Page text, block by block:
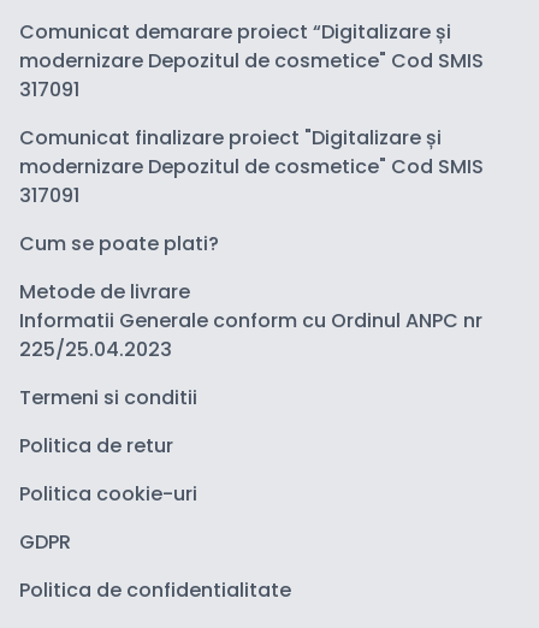
Comunicat demarare proiect “Digitalizare și
modernizare Depozitul de cosmetice" Cod SMIS
317091
Comunicat finalizare proiect "Digitalizare și
modernizare Depozitul de cosmetice" Cod SMIS
317091
Cum se poate plati?
Metode de livrare
Informatii Generale conform cu Ordinul ANPC nr
225/25.04.2023
Termeni si conditii
Politica de retur
Politica cookie-uri
GDPR
Politica de confidentialitate